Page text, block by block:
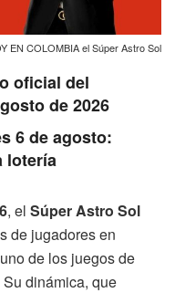
EN COLOMBIA el Súper Astro Sol
oficial del
de 2026
6 de agosto:
lotería
, el Súper Astro Sol
de jugadores en
de los juegos de
dinámica, que